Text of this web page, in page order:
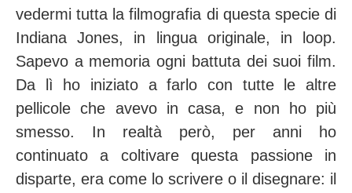
vedermi tutta la filmografia di questa specie di
Indiana Jones, in lingua originale, in loop.
Sapevo a memoria ogni battuta dei suoi film.
Da lì ho iniziato a farlo con tutte le altre
pellicole che avevo in casa, e non ho più
smesso. In realtà però, per anni ho
continuato a coltivare questa passione in
disparte, era come lo scrivere o il disegnare: il